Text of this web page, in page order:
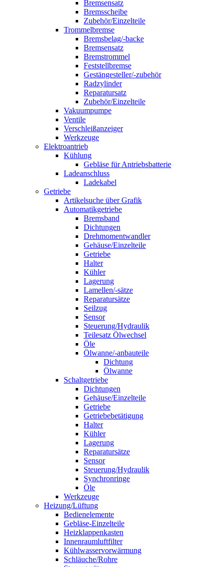
Bremsensatz
Bremsscheibe
Zubehör/Einzelteile
Trommelbremse
Bremsbelag/-backe
Bremsensatz
Bremstrommel
Feststellbremse
Gestängesteller/-zubehör
Radzylinder
Reparatursatz
Zubehör/Einzelteile
Vakuumpumpe
Ventile
Verschleißanzeiger
Werkzeuge
Elektroantrieb
Kühlung
Gebläse für Antriebsbatterie
Ladeanschluss
Ladekabel
Getriebe
Artikelsuche über Grafik
Automatikgetriebe
Bremsband
Dichtungen
Drehmomentwandler
Gehäuse/Einzelteile
Getriebe
Halter
Kühler
Lagerung
Lamellen/-sätze
Reparatursätze
Seilzug
Sensor
Steuerung/Hydraulik
Teilesatz Ölwechsel
Öle
Ölwanne/-anbauteile
Dichtung
Ölwanne
Schaltgetriebe
Dichtungen
Gehäuse/Einzelteile
Getriebe
Getriebebetätigung
Halter
Kühler
Lagerung
Reparatursätze
Sensor
Steuerung/Hydraulik
Synchronringe
Öle
Werkzeuge
Heizung/Lüftung
Bedienelemente
Gebläse-Einzelteile
Heizklappenkasten
Innenraumluftfilter
Kühlwasservorwärmung
Schläuche/Rohre